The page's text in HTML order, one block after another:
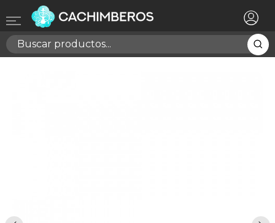
Registrarse ×
Necesitas hacer login para guardar productos en tu